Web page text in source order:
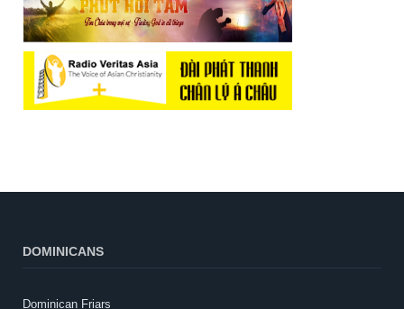
DOMINICANS
Dominican Friars